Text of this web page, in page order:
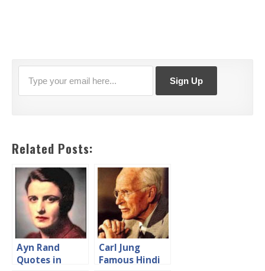
Related Posts:
Ayn Rand
Quotes in
Carl Jung
Famous Hindi